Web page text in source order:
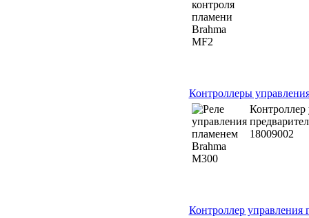
Контроллеры
Контроллер
18009002
Контроллер